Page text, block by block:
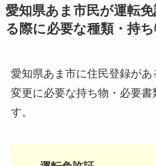
愛知県あま市民が運転
る際に必要な種類・持
愛知県あま市に住民登録が
変更に必要な持ち物・必要
す。